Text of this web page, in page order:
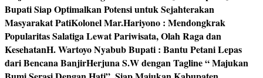
Bupati Siap Optimalkan Potensi untuk Sejahterakan
Masyarakat PatiKolonel Mar.Hariyono : Mendongkrak
Popularitas Salatiga Lewat Pariwisata, Olah Raga dan
KesehatanH. Wartoyo Nyabub Bupati : Bantu Petani Lepas
dari Bencana BanjirHerjuna S.W dengan Tagline “ Majukan